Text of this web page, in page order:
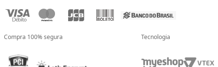
Compra 100% segura Tecnologia